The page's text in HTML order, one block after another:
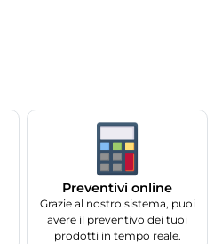
Preventivi online
Grazie al nostro sistema, puoi
avere il preventivo dei tuoi
prodotti in tempo reale.